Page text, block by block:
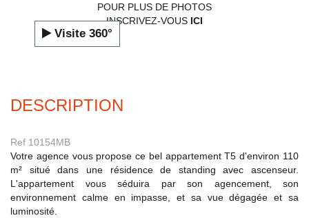
Gestion locative
Gestion Locative
02 98 80 49 38
Syndic
02 98 44 56 78
Transaction
POUR PLUS DE PHOTOS
INSCRIVEZ-VOUS ICI
Visite 360°
DESCRIPTION
Ref 10154MB
Votre agence vous propose ce bel appartement T5 d'environ 110
m² situé dans une résidence de standing avec ascenseur.
L'appartement vous séduira par son agencement, son
environnement calme en impasse, et sa vue dégagée et sa
luminosité.